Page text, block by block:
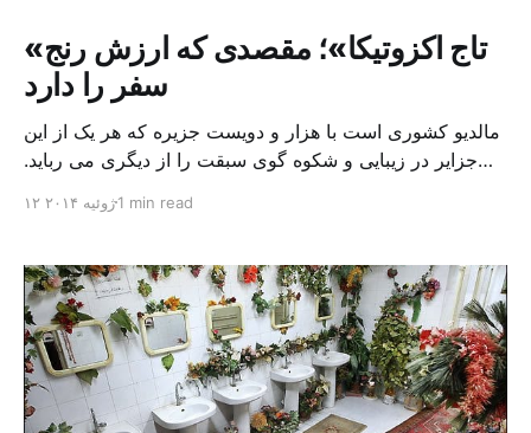
«تاج اکزوتیکا»؛ مقصدی که ارزش رنج
سفر را دارد
مالدیو کشوری است با هزار و دویست جزیره که هر یک از این
جزایر در زیبایی و شکوه گوی سبقت را از دیگری می رباید.
های درهم تنیده اطرافشان دو چندان شده است. به همین
۱۲ ژوئیه ۲۰۱۴1 min read